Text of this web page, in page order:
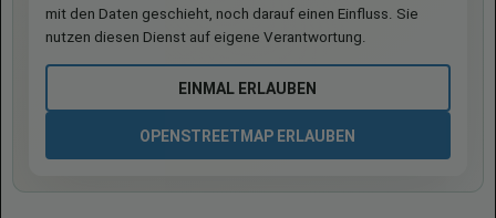
mit den Daten geschieht, noch darauf einen Einfluss. Sie
nutzen diesen Dienst auf eigene Verantwortung.
EINMAL ERLAUBEN
OPENSTREETMAP ERLAUBEN